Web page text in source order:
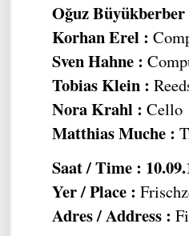
Oğuz
Korhan Erel :
Sven Hahne :
Tobias Klein :
Nora Krahl : Cello
Matthias Muche :
Saat / Time :
Yer / Place :
Adres / Address :